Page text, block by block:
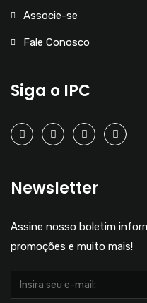
Associe-se
Fale Conosco
Siga o IPC
Newsletter
Assine nosso boletim
promoções e muito mais!